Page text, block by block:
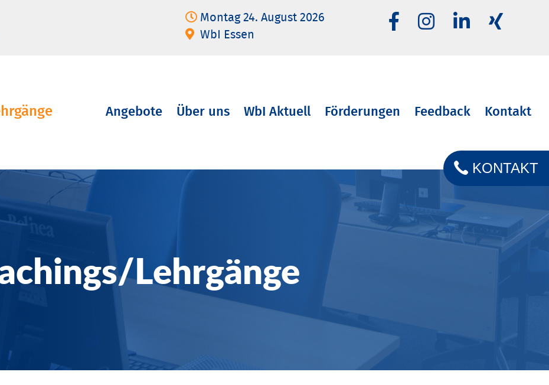
Montag 24. August 2026
WbI Essen
Navigation
Angebote Über uns WbI Aktuell Förderungen Feedback Kontakt
­Lehrgänge
KONTAKT